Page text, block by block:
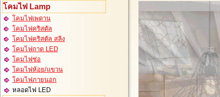
โคมไฟ Lamp
โคมไฟเพดาน
โคมไฟคริสตัล
โคมไฟคริสตัล สลิง
โคมไฟถาด LED
โคมไฟช่อ
โคมไฟห้อย/แขวน
โคมไฟภายนอก
หลอดไฟ LED